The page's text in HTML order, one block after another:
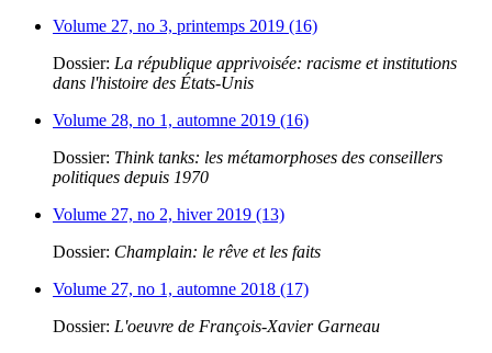
Volume 27, no 3, printemps 2019 (16)
Dossier: La république apprivoisée: racisme et institutions
dans l'histoire des États-Unis
Volume 28, no 1, automne 2019 (16)
Dossier: Think tanks: les métamorphoses des conseillers
politiques depuis 1970
Volume 27, no 2, hiver 2019 (13)
Dossier: Champlain: le rêve et les faits
Volume 27, no 1, automne 2018 (17)
Dossier: L'oeuvre de François-Xavier Garneau